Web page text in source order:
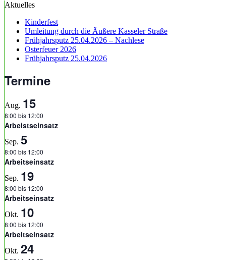
Aktuelles
Kinderfest
Umleitung durch die Äußere Kasseler Straße
Frühjahrsputz 25.04.2026 – Nachlese
Osterfeuer 2026
Frühjahrsputz 25.04.2026
Termine
Aug. 15
8:00 bis 12:00
Arbeistseinsatz
Sep. 5
8:00 bis 12:00
Arbeitseinsatz
Sep. 19
8:00 bis 12:00
Arbeitseinsatz
Okt. 10
8:00 bis 12:00
Arbeitseinsatz
Okt. 24